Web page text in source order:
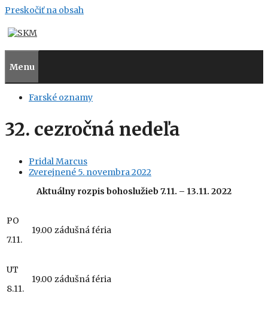
Preskočiť na obsah
Menu
Farské oznamy
32. cezročná nedeľa
PridalMarcus
Zverejnené 5. novembra 2022
Aktuálny rozpis bohoslužieb 7.11. – 13.11. 2022
PO
7.11.
19.00 zádušná féria
UT
8.11.
19.00 zádušná féria